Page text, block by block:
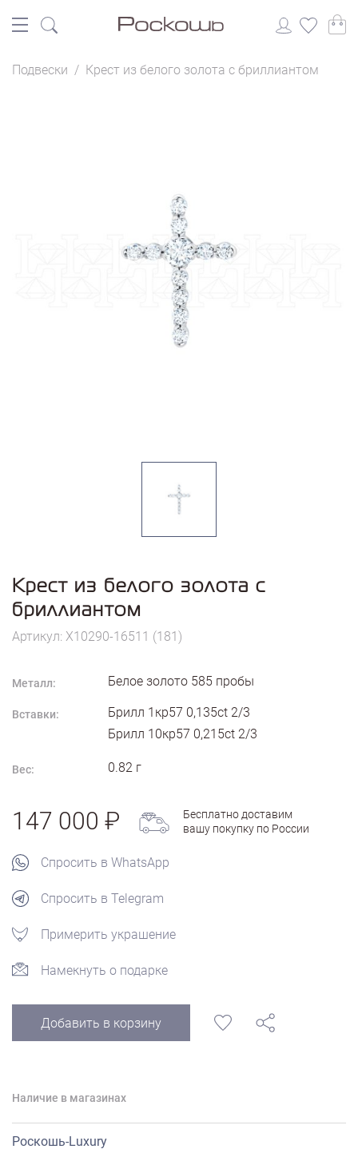
Подвески / Крест из белого золота с бриллиантом
Крест из белого золота с
бриллиантом
Артикул: X10290-16511 (181)
Металл: Белое золото 585 пробы
Вставки:
Брилл 1кр57 0,135ct 2/3
Брилл 10кр57 0,215ct 2/3
Вес: 0.82 г
147 000
Бесплатно доставим
вашу покупку по России
Спросить в WhatsApp
Спросить в Telegram
Примерить украшение
Намекнуть о подарке
Добавить в корзину
Наличие в магазинах
Роскошь-Luxury